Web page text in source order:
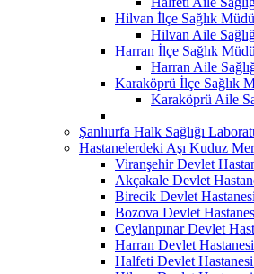
Hilvan İlçe Sağlık
Hilvan Aile
Harran İlçe Sağlık
Harran Aile
Karaköprü İlçe Sağlık
Karaköprü Aile
Şanlıurfa Halk Sağlığı
Hastanelerdeki Aşı Kuduz
Viranşehir Devlet
Akçakale Devlet
Birecik Devlet
Bozova Devlet
Ceylanpınar Devlet
Harran Devlet
Halfeti Devlet